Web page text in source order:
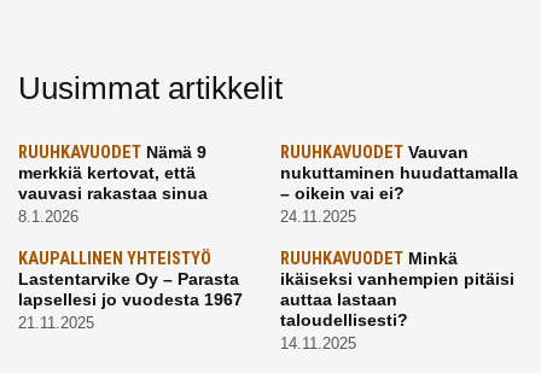
Uusimmat artikkelit
RUUHKAVUODET Nämä 9
merkkiä kertovat, että
vauvasi rakastaa sinua
8.1.2026
RUUHKAVUODETVauvan
nukuttaminen huudattamalla
– oikein vai ei?
24.11.2025
KAUPALLINEN YHTEISTYÖ
Lastentarvike Oy – Parasta
lapsellesi jo vuodesta 1967
21.11.2025
RUUHKAVUODETMinkä
ikäiseksi vanhempien pitäisi
auttaa lastaan
taloudellisesti?
14.11.2025